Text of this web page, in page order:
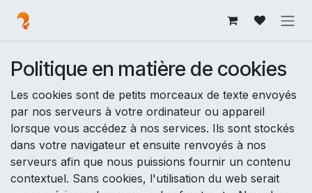
Politique en matière de cookies
Les cookies sont de petits morceaux de texte envoyés
par nos serveurs à votre ordinateur ou appareil
lorsque vous accédez à nos services. Ils sont stockés
dans votre navigateur et ensuite renvoyés à nos
serveurs afin que nous puissions fournir un contenu
contextuel. Sans cookies, l'utilisation du web serait